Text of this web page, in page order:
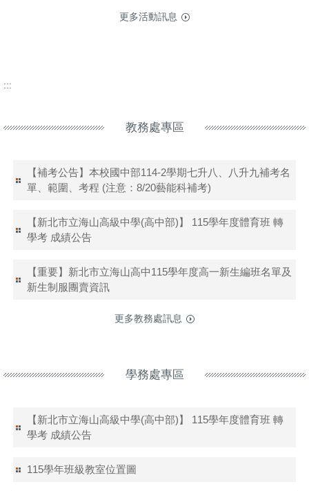
更多活動訊息
:::
教務處專區
【補考公告】本校國中部114-2學期七升八、八升九補考名
單、範圍、考程 (注意：8/20藝能科補考)
【新北市立海山高級中學(高中部)】 115學年度體育班 轉
學考 成績公告
【重要】新北市立海山高中115學年度高一新生編班名單及
新生制服團賣資訊
更多教務處訊息
學務處專區
【新北市立海山高級中學(高中部)】 115學年度體育班 轉
學考 成績公告
115學年班級教室位置圖